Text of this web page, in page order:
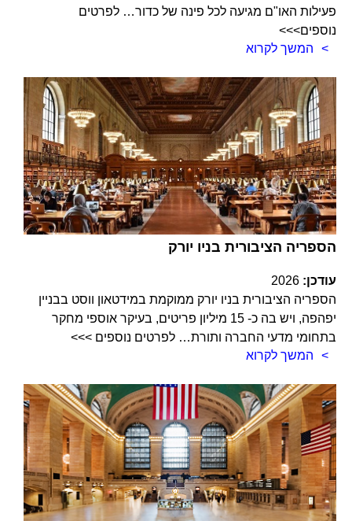
פעילות האו"ם מגיעה לכל פינה של כדור… לפרטים
נוספים>>>
המשך לקרוא
הספריה הציבורית בניו יורק
עודכן: 2026
הספריה הציבורית בניו יורק ממוקמת במידטאון ווסט בבניין
יפהפה, ויש בה כ- 15 מיליון פריטים, בעיקר אוספי מחקר
בתחומי מדעי החברה ותורת… לפרטים נוספים >>>
המשך לקרוא